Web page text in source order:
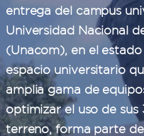
entrega del campus
Universidad Nacional
(Unacom), en el
espacio universitario
amplia gama de
optimizar el uso de sus
terreno, forma parte